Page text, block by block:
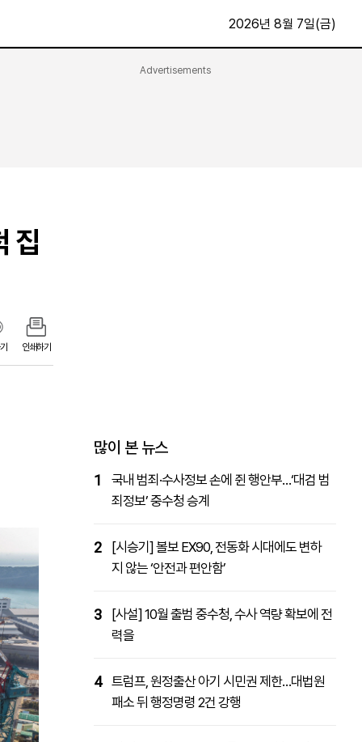
2026년 8월 7일(금)
Advertisements
집
인쇄하기
많이 본 뉴스
1
국내 범죄·수사정보 손에 쥔 행안부…‘대검 범
죄정보’ 중수청 승계
2
[시승기] 볼보 EX90, 전동화 시대에도 변하
지 않는 ‘안전과 편안함’
3
[사설] 10월 출범 중수청, 수사 역량 확보에 전
력을
4 트럼프, 원정출산 아기 시민권 제한…대법원
패소 뒤 행정명령 2건 강행